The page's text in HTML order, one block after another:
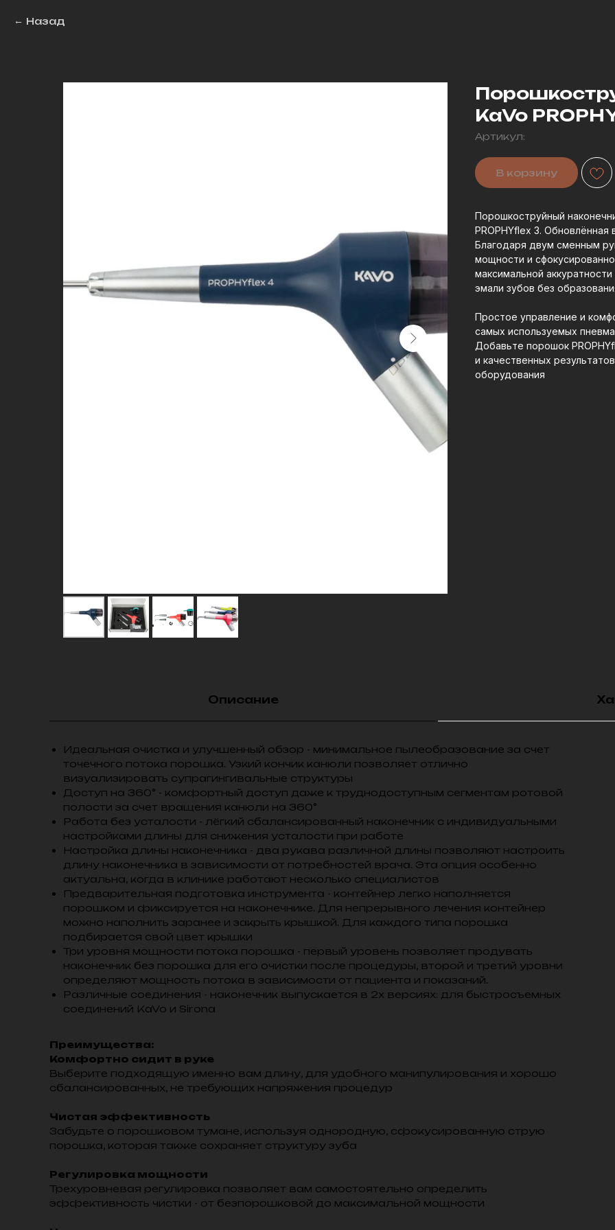
Назад
KaVo
Артикул:
В корзину
Порошкоструйный
PROPHYflex 3. Обновлённая
Благодаря двум сменным
мощности и
максимальной
эмали зубов без
Простое управление и
самых используемых
Добавьте порошок
и качественных
оборудования
Описание
Идеальная очистка и улучшенный обзор - минимальное пылеобразование за счет
точечного потока порошка. Узкий кончик канюли позволяет отлично
визуализировать супрагингивальные структуры
Доступ на 360° - комфортный доступ даже к труднодоступным сегментам ротовой
полости за счет вращения канюли на 360°
Работа без усталости - лёгкий сбалансированный наконечник с индивидуальными
настройками длины для снижения усталости при работе
Настройка длины наконечника - два рукава различной длины позволяют настроить
длину наконечника в зависимости от потребностей врача. Эта опция особенно
актуальна, когда в клинике работают несколько специалистов
Предварительная подготовка инструмента - контейнер легко наполняется
порошком и фиксируется на наконечнике. Для непрерывного лечения контейнер
можно наполнить заранее и закрыть крышкой. Для каждого типа порошка
подбирается свой цвет крышки
Три уровня мощности потока порошка - первый уровень позволяет продувать
наконечник без порошка для его очистки после процедуры, второй и третий уровни
определяют мощность потока в зависимости от пациента и показаний.
Различные соединения - наконечник выпускается в 2х версиях: для быстросъемных
соединений KaVo и Sirona
Преимущества:
Комфортно сидит в руке
Выберите подходящую именно вам длину, для удобного манипулирования и хорошо
сбалансированных, не требующих напряжения процедур
Чистая эффективность
Забудьте о порошковом тумане, используя однородную, сфокусированную струю
порошка, которая также сохраняет структуру зуба
Регулировка мощности
Трехуровневая регулировка позволяет вам самостоятельно определить
эффективность чистки - от безпорошковой до максимальной мощности